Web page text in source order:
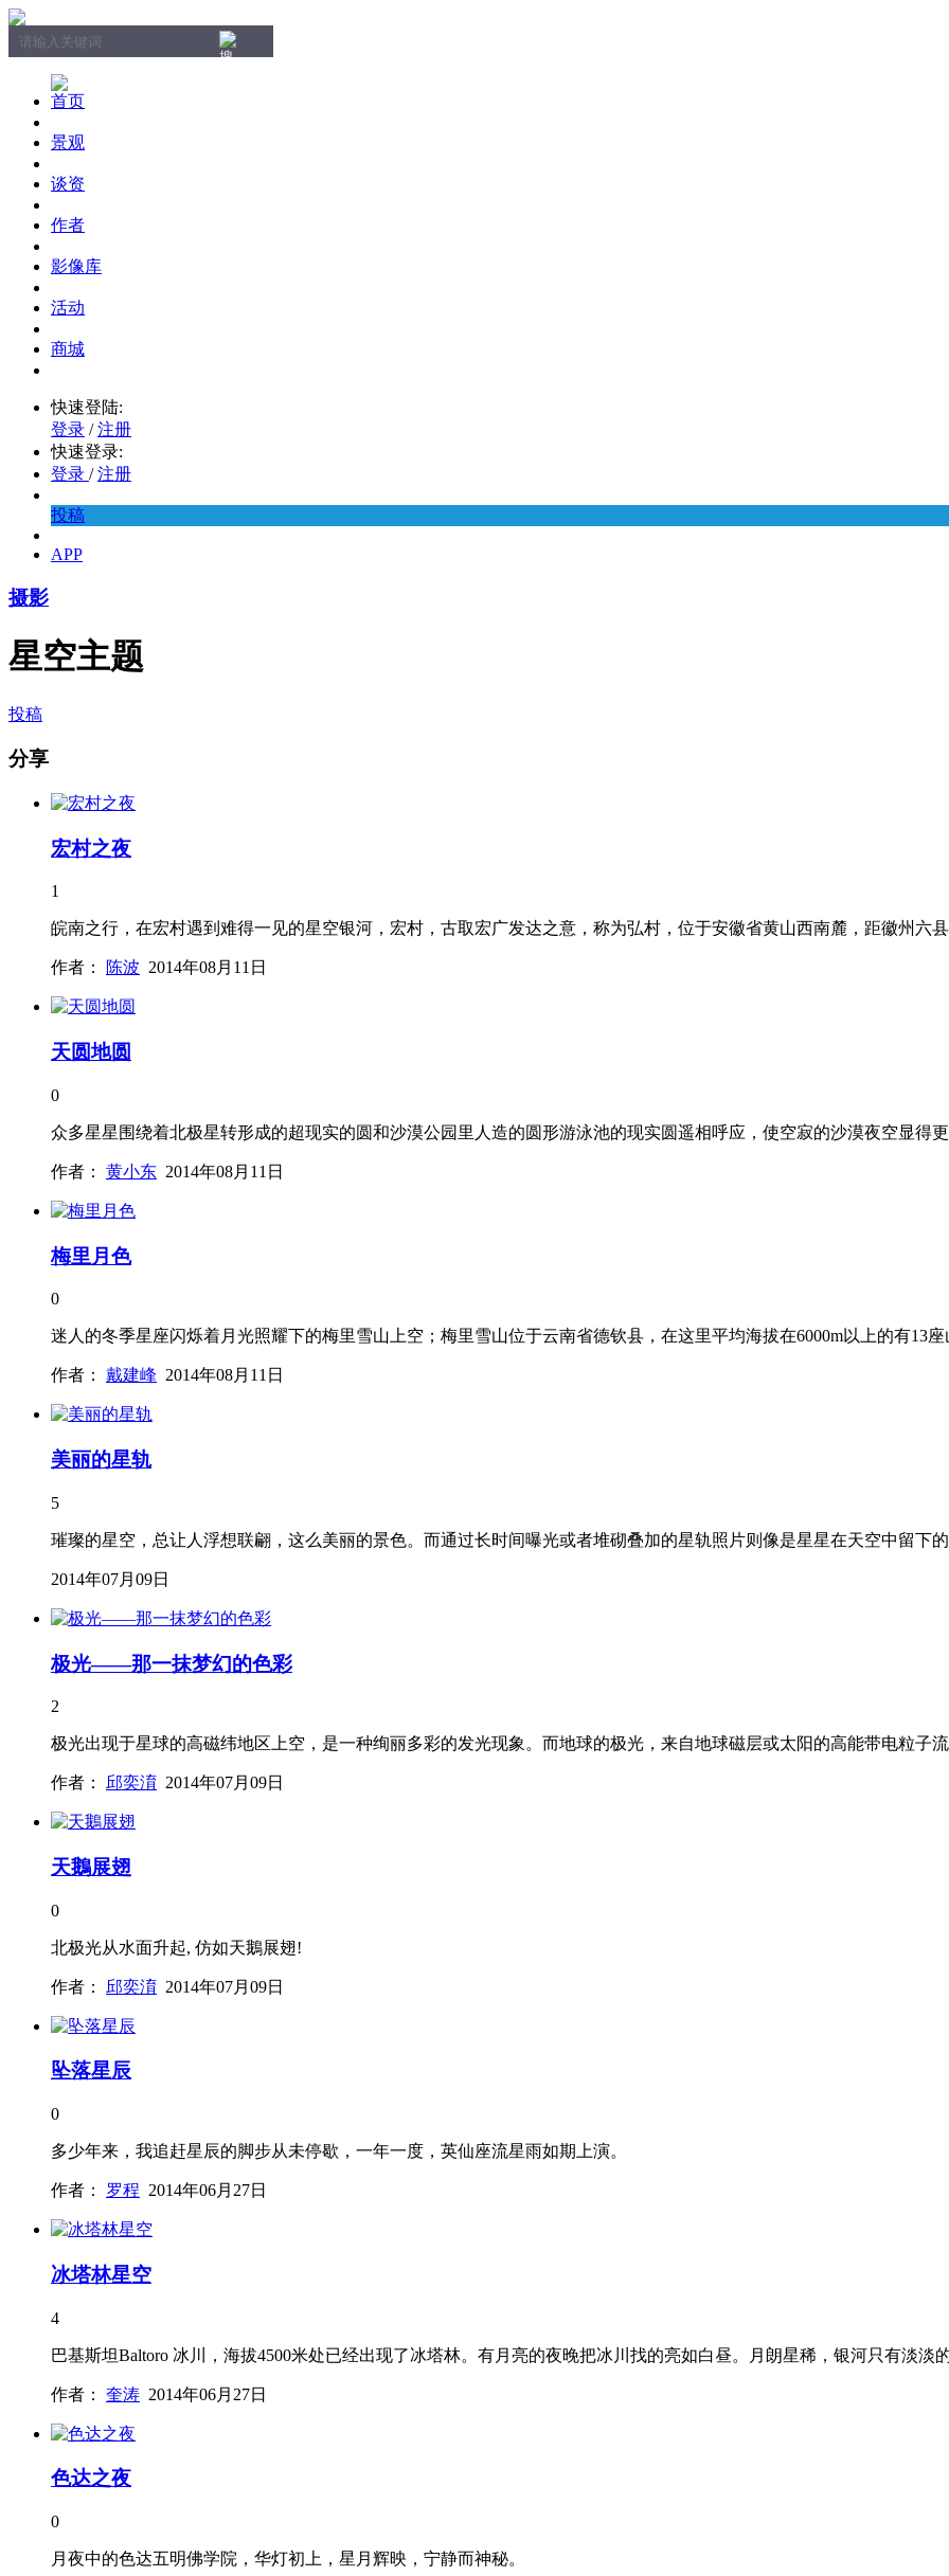
首页
景观
谈资
作者
影像库
活动
商城
快速登陆:
登录 / 注册
快速登录:
登录 / 注册
投稿
APP
摄影
星空主题
投稿
分享
宏村之夜
1
皖南之行，在宏村遇到难得一见的星空银河，宏村，古取宏广发达之意，称为弘村，位于安徽省黄山西南麓，距徽州
作者： 陈波 2014年08月11日
天圆地圆
0
众多星星围绕着北极星转形成的超现实的圆和沙漠公园里人造的圆形游泳池的现实圆遥相呼应，使空寂的沙漠夜空显得
作者： 黄小东 2014年08月11日
梅里月色
0
迷人的冬季星座闪烁着月光照耀下的梅里雪山上空；梅里雪山位于云南省德钦县，在这里平均海拔在6000m以上的有13
作者： 戴建峰 2014年08月11日
美丽的星轨
5
璀璨的星空，总让人浮想联翩，这么美丽的景色。而通过长时间曝光或者堆砌叠加的星轨照片则像是星星在天空中留下
2014年07月09日
极光——那一抹梦幻的色彩
2
极光出现于星球的高磁纬地区上空，是一种绚丽多彩的发光现象。而地球的极光，来自地球磁层或太阳的高能带电粒
作者： 邱奕淯 2014年07月09日
天鵝展翅
0
北极光从水面升起, 仿如天鵝展翅!
作者： 邱奕淯 2014年07月09日
坠落星辰
0
多少年来，我追赶星辰的脚步从未停歇，一年一度，英仙座流星雨如期上演。
作者： 罗程 2014年06月27日
冰塔林星空
4
巴基斯坦Baltoro 冰川，海拔4500米处已经出现了冰塔林。有月亮的夜晚把冰川找的亮如白昼。月朗星稀，银河只有淡淡
作者： 奎涛 2014年06月27日
色达之夜
0
月夜中的色达五明佛学院，华灯初上，星月辉映，宁静而神秘。